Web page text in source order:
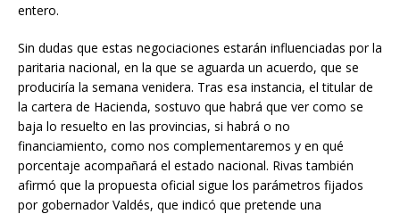
entero.
Sin dudas que estas negociaciones estarán influenciadas por la
paritaria nacional, en la que se aguarda un acuerdo, que se
produciría la semana venidera. Tras esa instancia, el titular de
la cartera de Hacienda, sostuvo que habrá que ver como se
baja lo resuelto en las provincias, si habrá o no
financiamiento, como nos complementaremos y en qué
porcentaje acompañará el estado nacional. Rivas también
afirmó que la propuesta oficial sigue los parámetros fijados
por gobernador Valdés, que indicó que pretende una